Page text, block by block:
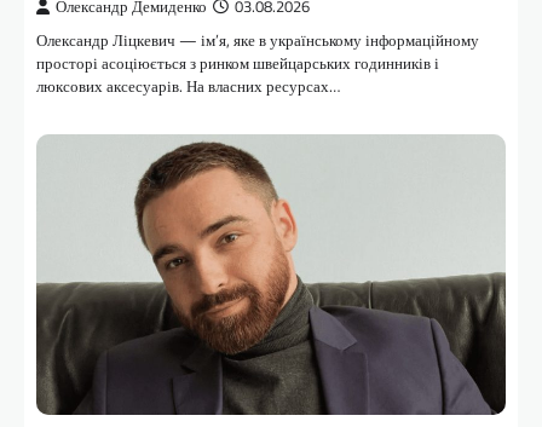
Олександр Демиденко 03.08.2026
Олександр Ліцкевич — ім’я, яке в українському інформаційному
просторі асоціюється з ринком швейцарських годинників і
люксових аксесуарів. На власних ресурсах…